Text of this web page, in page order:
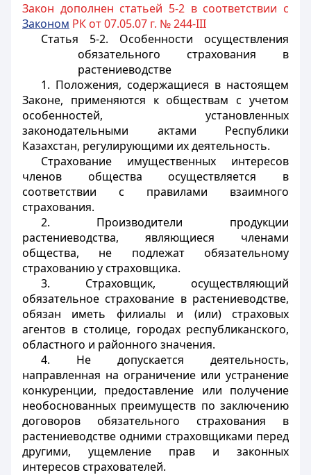
Закон дополнен статьей 5-2 в соответствии с
Законом РК от 07.05.07 г. № 244-III
Статья 5-2. Особенности осуществления
обязательного страхования в
растениеводстве
1. Положения, содержащиеся в настоящем
Законе, применяются к обществам с учетом
особенностей, установленных
законодательными актами Республики
Казахстан, регулирующими их деятельность.
Страхование имущественных интересов
членов общества осуществляется в
соответствии с правилами взаимного
страхования.
2. Производители продукции
растениеводства, являющиеся членами
общества, не подлежат обязательному
страхованию у страховщика.
3. Страховщик, осуществляющий
обязательное страхование в растениеводстве,
обязан иметь филиалы и (или) страховых
агентов в столице, городах республиканского,
областного и районного значения.
4. Не допускается деятельность,
направленная на ограничение или устранение
конкуренции, предоставление или получение
необоснованных преимуществ по заключению
договоров обязательного страхования в
растениеводстве одними страховщиками перед
другими, ущемление прав и законных
интересов страхователей.